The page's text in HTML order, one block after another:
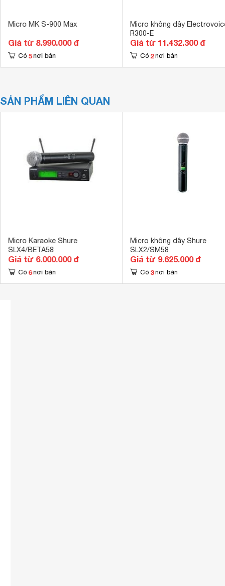
Micro MK S-900 Max
Giá từ 8.990.000 đ
Có 5 nơi bán
Micro không dây
R300-E
Giá từ 11.432.300 đ
Có 2 nơi bán
SẢN PHẨM LIÊN QUAN
Micro Karaoke Shure
SLX4/BETA58
Giá từ 6.000.000 đ
Có 6 nơi bán
Micro không dây Shure
SLX2/SM58
Giá từ 9.625.000 đ
Có 3 nơi bán